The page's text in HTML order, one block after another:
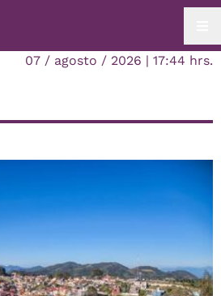
07 / agosto / 2026 | 17:44 hrs.